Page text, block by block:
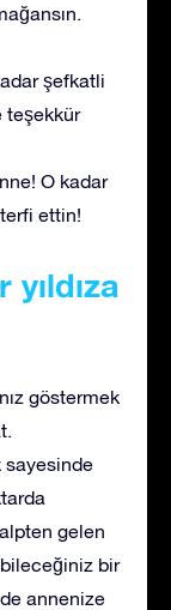
şefkatli
teşekkür
O kadar
ettin!
göstermek
sayesinde
gelen
bir
annenize